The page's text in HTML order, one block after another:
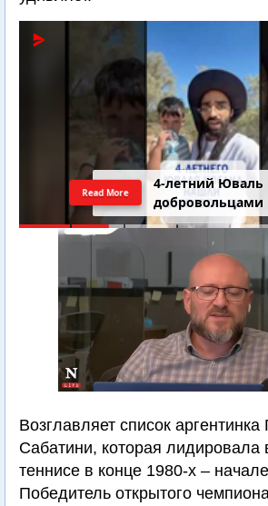
4-летний Юваль
добровольцами
Read More
Возглавляет список аргентинка
Сабатини, которая лидировала
теннисе в конце 1980-х –
Победитель открытого